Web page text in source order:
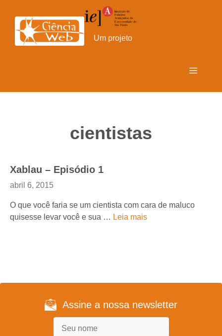
para
conteúdo
Um projeto
Menu
cientistas
Xablau – Episódio 1
abril 6, 2015
O que você faria se um cientista com cara de maluco
quisesse levar você e sua … Leia mais
Assine a nossa newsletter